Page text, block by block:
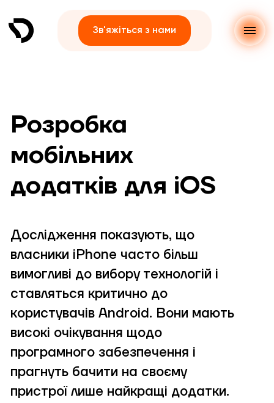
Зв'яжіться з нами
Розробка
мобільних
додатків для iOS
Дослідження показують, що
власники iPhone часто більш
вимогливі до вибору технологій і
ставляться критично до
користувачів Android. Вони мають
високі очікування щодо
програмного забезпечення і
прагнуть бачити на своєму
пристрої лише найкращі додатки.